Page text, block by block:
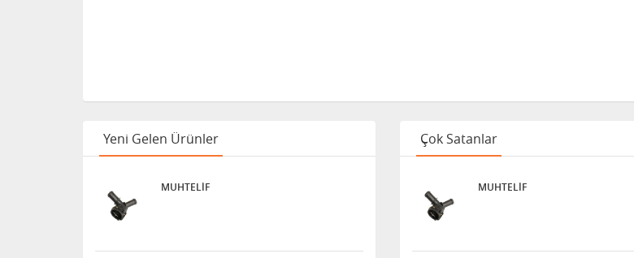
Yeni Gelen Ürünler
MUHTELİF
Çok Satanlar
MUHTELİF